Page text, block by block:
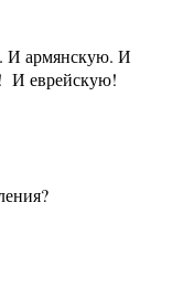
И армянскую. И
И еврейскую!